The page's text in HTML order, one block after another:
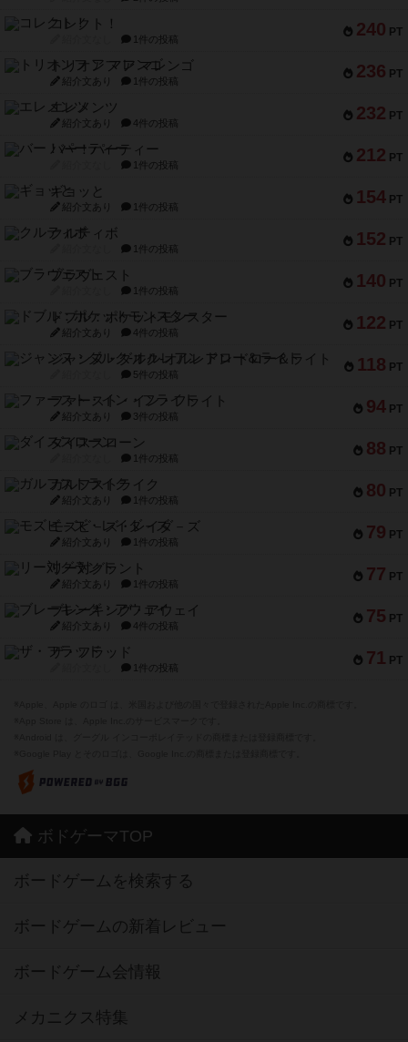
240 PT
コレクト！
1件の投稿
236 PT
トリオンフ ア マレンゴ
紹介文あり 1件の投稿
232 PT
エレメンツ
紹介文あり 4件の投稿
212 PT
バー！パーティー
1件の投稿
154 PT
ギョッと
紹介文あり 1件の投稿
152 PT
クルティボ
1件の投稿
140 PT
ブラヴェスト
1件の投稿
122 PT
ドブル：ポケットモンスター
紹介文あり 4件の投稿
118 PT
ジャンヌ・ダルク-オルレアン ドロー＆ライト
5件の投稿
94 PT
ファースト・イン・フライト
紹介文あり 3件の投稿
88 PT
ダイススローン
1件の投稿
80 PT
ガルフストライク
紹介文あり 1件の投稿
79 PT
モズビ－ズ・レイダ－ズ
紹介文あり 1件の投稿
77 PT
リー対グラント
紹介文あり 1件の投稿
75 PT
ブレーキング・アウェイ
紹介文あり 4件の投稿
71 PT
ザ・フラッド
1件の投稿
ボドゲーマTOP
ボードゲームを検索する
ボードゲームの新着レビュー
ボードゲーム会情報
メカニクス特集